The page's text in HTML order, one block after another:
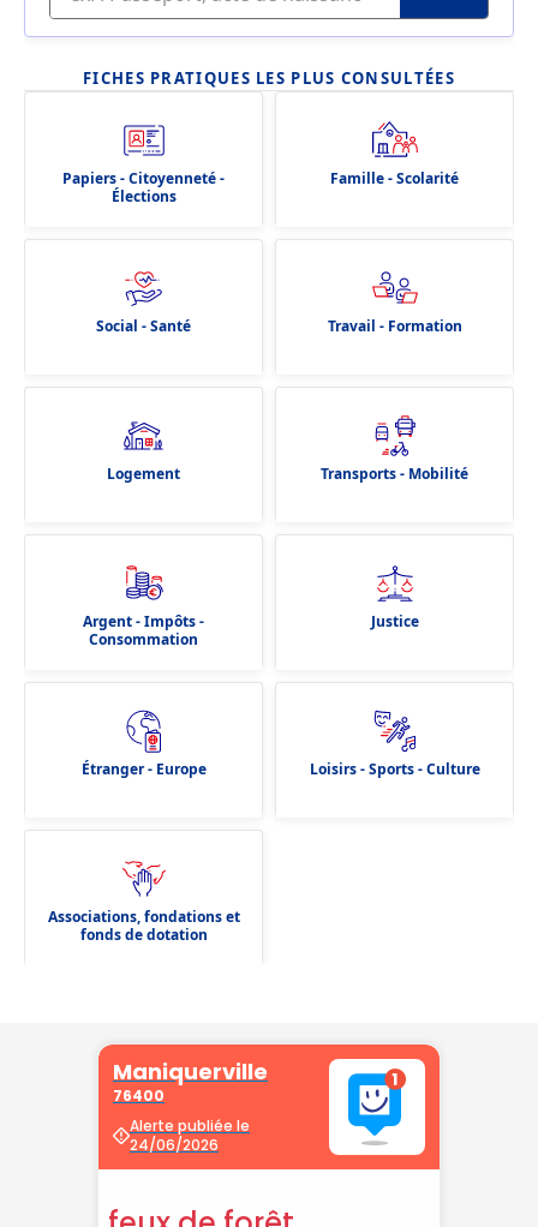
FICHES PRATIQUES LES PLUS CONSULTÉES
Papiers - Citoyenneté -
Élections
Famille - Scolarité
Social - Santé Travail - Formation
Logement Transports - Mobilité
Argent - Impôts -
Consommation
Justice
Étranger - Europe Loisirs - Sports - Culture
Associations, fondations et
fonds de dotation